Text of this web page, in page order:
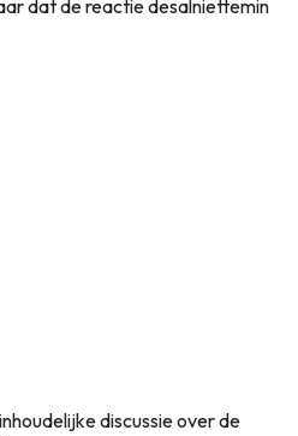
dat de reactie desalniettemin
discussie over de